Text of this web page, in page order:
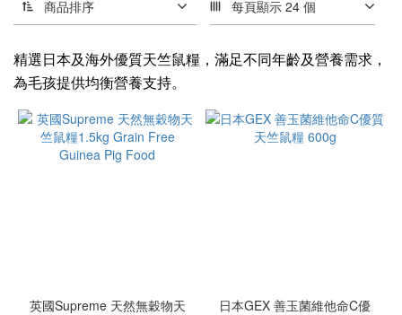
選
(0/20)
價格
(HK$)
商品排序 每頁顯示 24 個
精選日本及海外優質天竺鼠糧，滿足不同年齡及營養需求，
為毛孩提供均衡營養支持。
英國Supreme 天然無穀物天
日本GEX 善玉菌維他命C優